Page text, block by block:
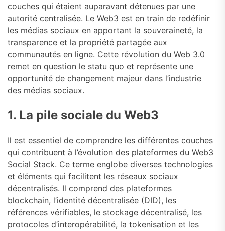
couches qui étaient auparavant détenues par une
autorité centralisée. Le Web3 est en train de redéfinir
les médias sociaux en apportant la souveraineté, la
transparence et la propriété partagée aux
communautés en ligne. Cette révolution du Web 3.0
remet en question le statu quo et représente une
opportunité de changement majeur dans l’industrie
des médias sociaux.
1. La pile sociale du Web3
Il est essentiel de comprendre les différentes couches
qui contribuent à l’évolution des plateformes du Web3
Social Stack. Ce terme englobe diverses technologies
et éléments qui facilitent les réseaux sociaux
décentralisés. Il comprend des plateformes
blockchain, l’identité décentralisée (DID), les
références vérifiables, le stockage décentralisé, les
protocoles d’interopérabilité, la tokenisation et les